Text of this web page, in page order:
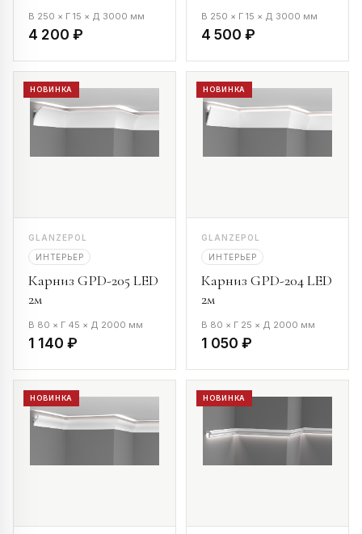
В 250 × Г 15 × Д 3000 мм
4 200 ₽
В 250 × Г 15 × Д 3000 мм
4 500 ₽
НОВИНКА
GLANZEPOL
ИНТЕРЬЕР
Карниз GPD-205 LED
2м
В 80 × Г 45 × Д 2000 мм
1 140 ₽
НОВИНКА
GLANZEPOL
ИНТЕРЬЕР
Карниз GPD-204 LED
2м
В 80 × Г 25 × Д 2000 мм
1 050 ₽
НОВИНКА НОВИНКА